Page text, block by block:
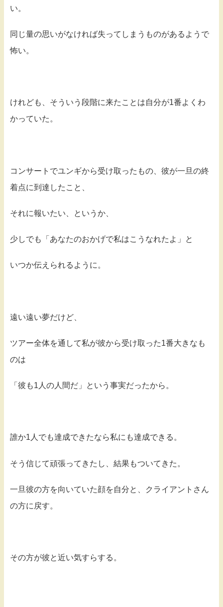
い。
同じ量の思いがなければ失ってしまうものがあるようで
怖い。
けれども、そういう段階に来たことは自分が1番よくわ
かっていた。
コンサートでユンギから受け取ったもの、彼が一旦の終
着点に到達したこと、
それに報いたい、というか、
少しでも「あなたのおかげで私はこうなれたよ」と
いつか伝えられるように。
遠い遠い夢だけど、
ツアー全体を通して私が彼から受け取った1番大きなも
のは
「彼も1人の人間だ」という事実だったから。
誰か1人でも達成できたなら私にも達成できる。
そう信じて頑張ってきたし、結果もついてきた。
一旦彼の方を向いていた顔を自分と、クライアントさん
の方に戻す。
その方が彼と近い気すらする。